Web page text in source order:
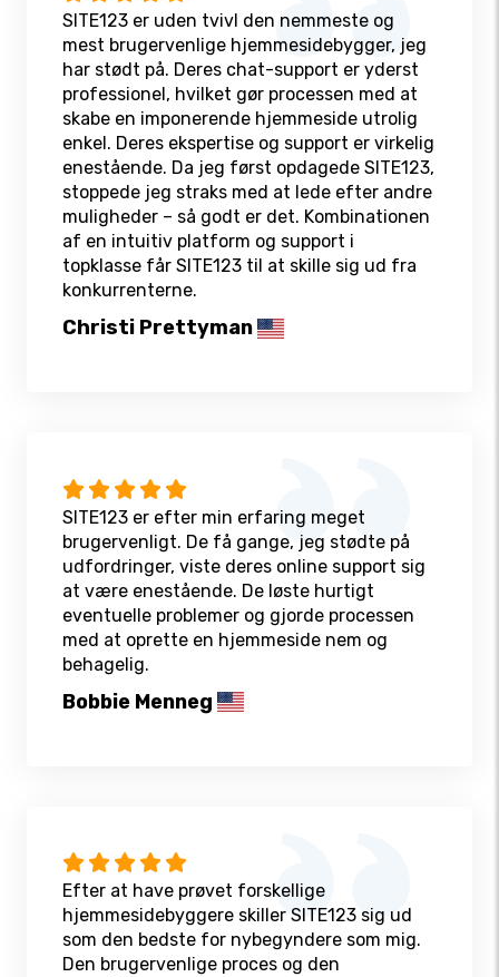
SITE123 er uden tvivl den nemmeste og
mest brugervenlige hjemmesidebygger, jeg
har stødt på. Deres chat-support er yderst
professionel, hvilket gør processen med at
skabe en imponerende hjemmeside utrolig
enkel. Deres ekspertise og support er virkelig
enestående. Da jeg først opdagede SITE123,
stoppede jeg straks med at lede efter andre
muligheder – så godt er det. Kombinationen
af en intuitiv platform og support i
topklasse får SITE123 til at skille sig ud fra
konkurrenterne.
Christi Prettyman
SITE123 er efter min erfaring meget
brugervenligt. De få gange, jeg stødte på
udfordringer, viste deres online support sig
at være enestående. De løste hurtigt
eventuelle problemer og gjorde processen
med at oprette en hjemmeside nem og
behagelig.
Bobbie Menneg
Efter at have prøvet forskellige
hjemmesidebyggere skiller SITE123 sig ud
som den bedste for nybegyndere som mig.
Den brugervenlige proces og den